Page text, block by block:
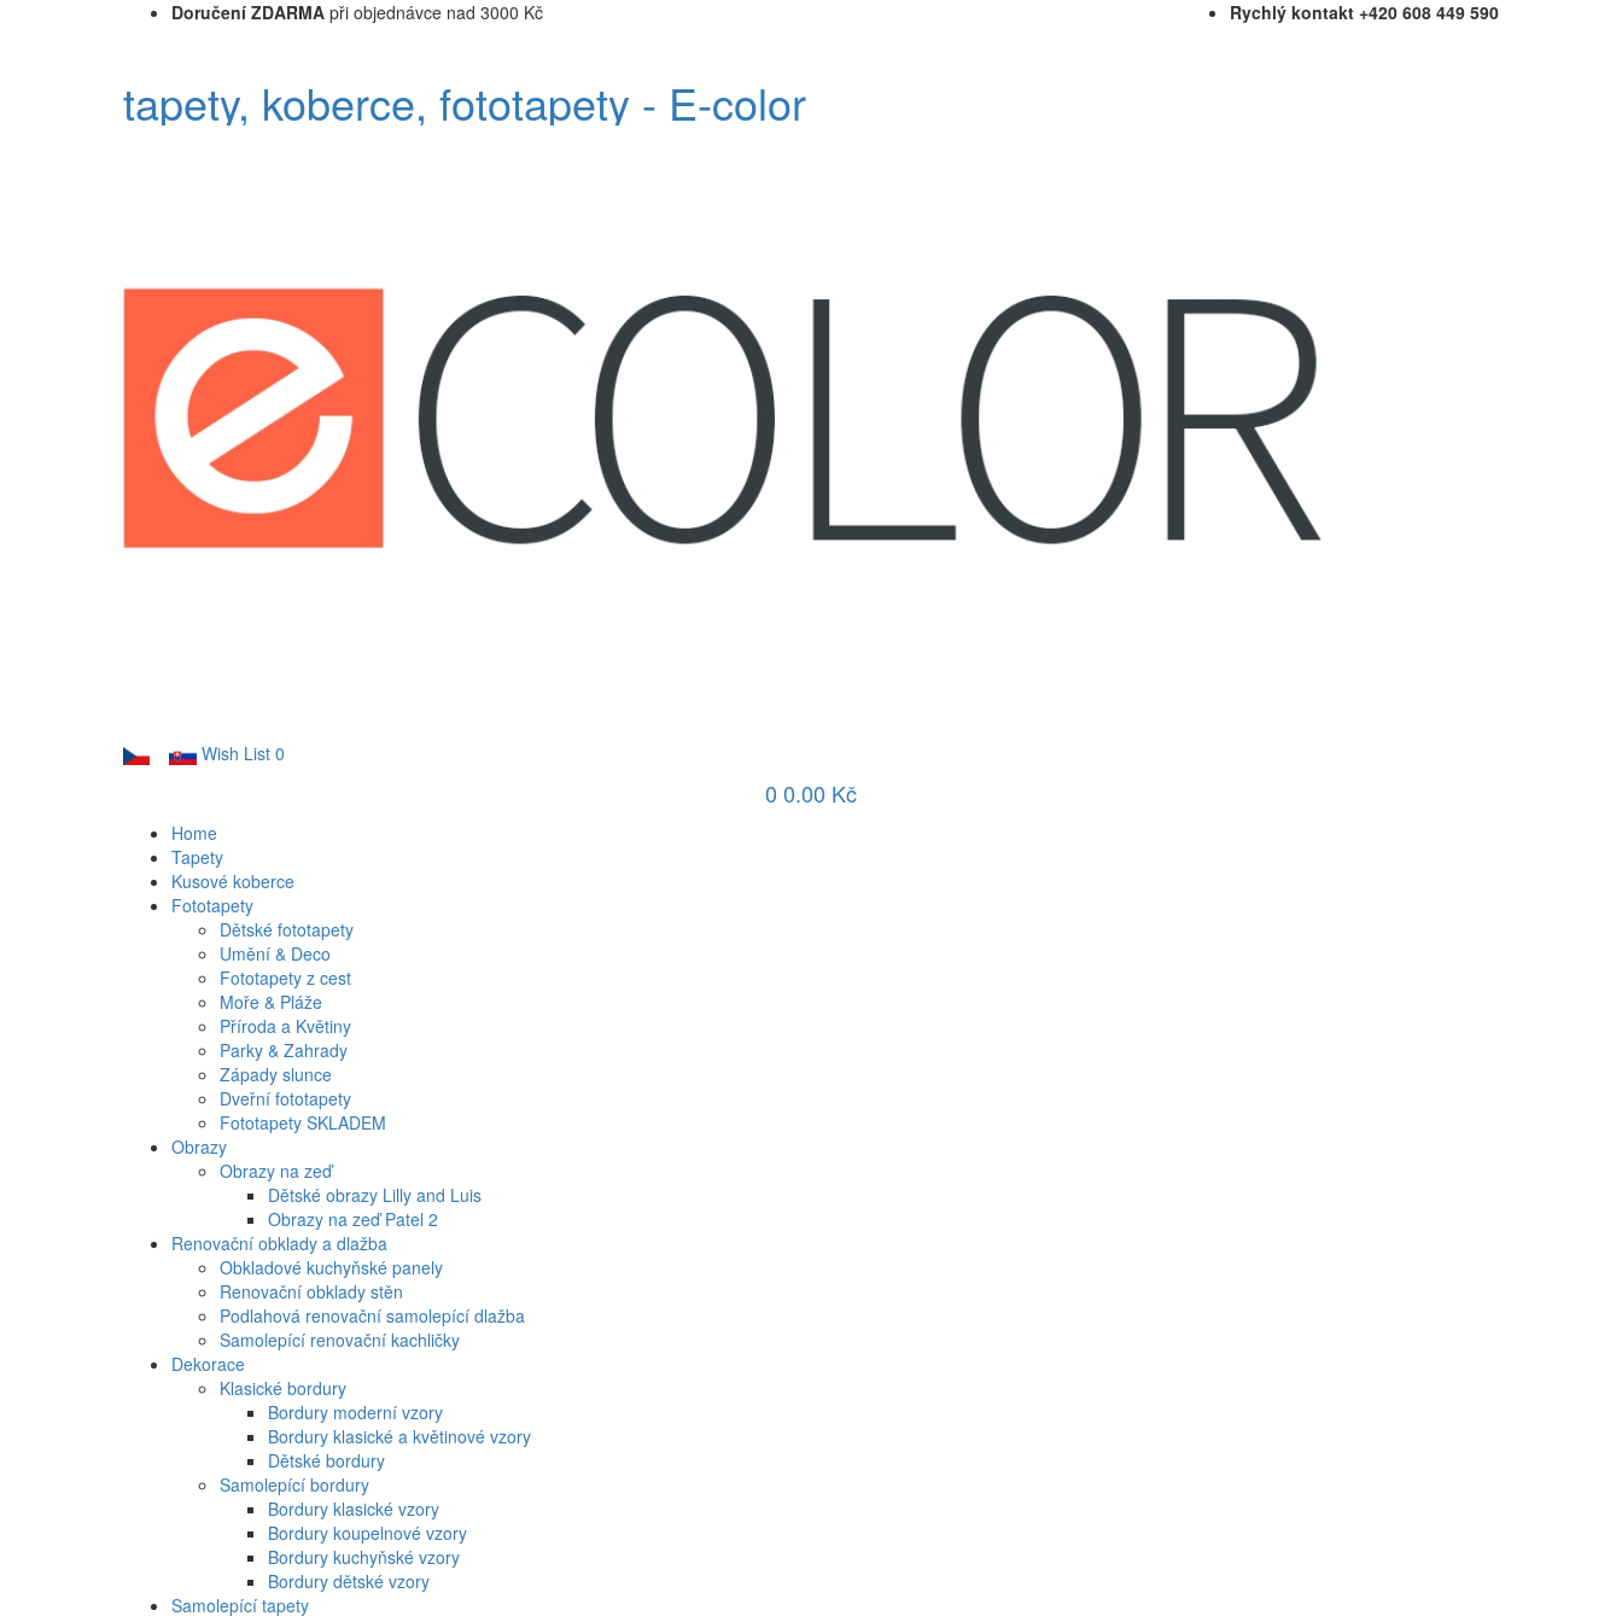
Doručení ZDARMA při objednávce nad 3000 Kč Rychlý kontakt +420 608 449 590
tapety, koberce, fototapety - E-color
Wish List 0
0 0.00 Kč
Home
Tapety
Kusové koberce
Fototapety
Dětské fototapety
Umění & Deco
Fototapety z cest
Moře & Pláže
Příroda a Květiny
Parky & Zahrady
Západy slunce
Dveřní fototapety
Fototapety SKLADEM
Obrazy
Obrazy na zeď
Dětské obrazy Lilly and Luis
Obrazy na zeď Patel 2
Renovační obklady a dlažba
Obkladové kuchyňské panely
Renovační obklady stěn
Podlahová renovační samolepící dlažba
Samolepící renovační kachličky
Dekorace
Klasické bordury
Bordury moderní vzory
Bordury klasické a květinové vzory
Dětské bordury
Samolepící bordury
Bordury klasické vzory
Bordury koupelnové vzory
Bordury kuchyňské vzory
Bordury dětské vzory
Samolepící tapety